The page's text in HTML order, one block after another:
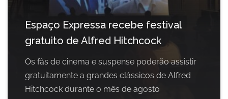
Espaço Expressa recebe festival
gratuito de Alfred Hitchcock
Os fãs de cinema e suspense poderão assistir
gratuitamente a grandes clássicos de Alfred
Hitchcock durante o mês de agosto